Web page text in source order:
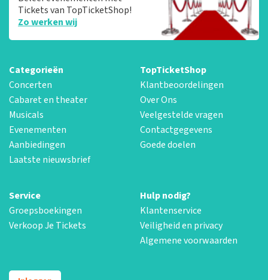
Tickets van TopTicketShop!
Zo werken wij
Categorieën
Concerten
Cabaret en theater
Musicals
Evenementen
Aanbiedingen
Laatste nieuwsbrief
TopTicketShop
Klantbeoordelingen
Over Ons
Veelgestelde vragen
Contactgegevens
Goede doelen
Service
Groepsboekingen
Verkoop Je Tickets
Hulp nodig?
Klantenservice
Veiligheid en privacy
Algemene voorwaarden